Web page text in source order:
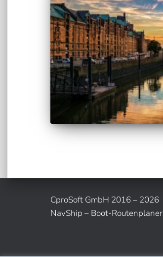
CproSoft GmbH 2016 – 2026
NavShip – Boot-Routenplaner